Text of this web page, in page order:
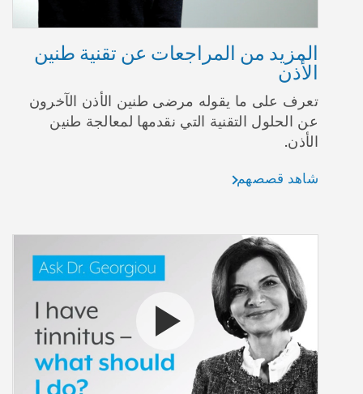
المزيد من المراجعات عن تقنية طنين
الأذن
تعرف على ما يقوله مرضى طنين الأذن الآخرون
عن الحلول التقنية التي نقدمها لمعالجة طنين
الأذن.
شاهد قصصهم
شاهد الفيديو أعاني من طنين